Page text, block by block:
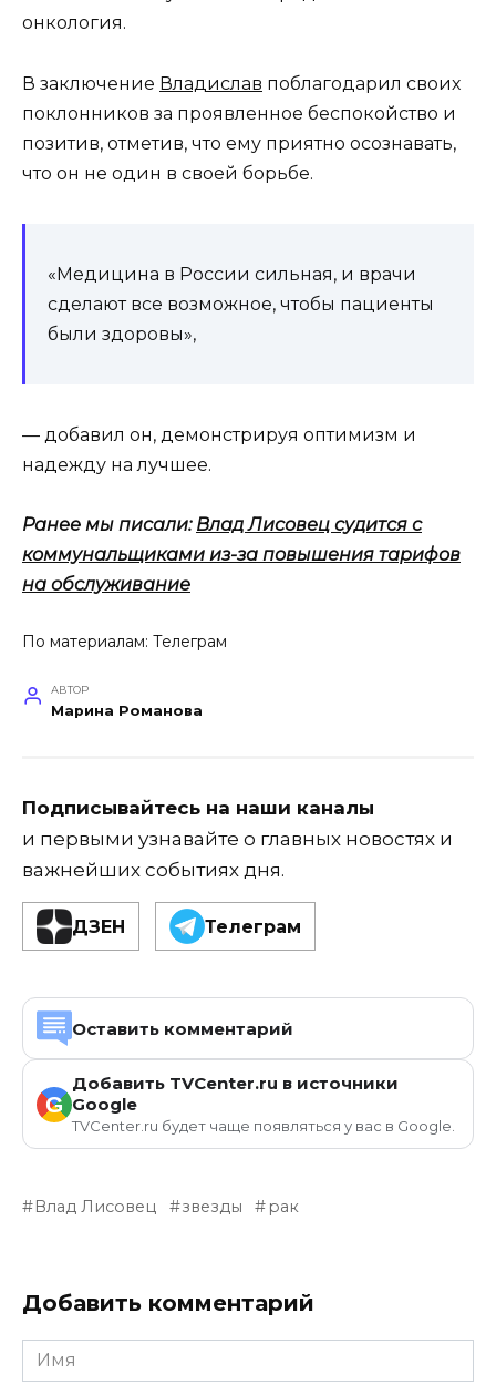
онкология.
В заключение Владислав поблагодарил своих
поклонников за проявленное беспокойство и
позитив, отметив, что ему приятно осознавать,
что он не один в своей борьбе.
«Медицина в России сильная, и врачи
сделают все возможное, чтобы пациенты
были здоровы»,
— добавил он, демонстрируя оптимизм и
надежду на лучшее.
Ранее мы писали: Влад Лисовец судится с
коммунальщиками из-за повышения тарифов
на обслуживание
По материалам: Телеграм
АВТОР
Марина Романова
Подписывайтесь на наши каналы
и первыми узнавайте о главных новостях и
важнейших событиях дня.
ДЗЕН Телеграм
Оставить комментарий
G
Добавить TVCenter.ru в источники
Google
TVCenter.ru будет чаще появляться у вас в Google.
Влад Лисовец звезды рак
Добавить комментарий
Имя